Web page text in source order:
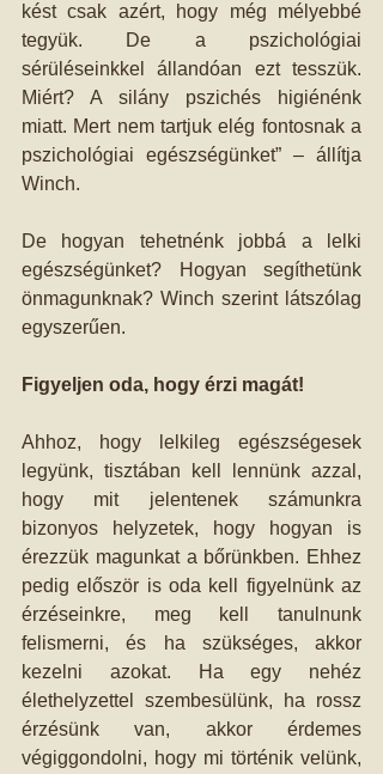
kést csak azért, hogy még mélyebbé
tegyük. De a pszichológiai
sérüléseinkkel állandóan ezt tesszük.
Miért? A silány pszichés higiénénk
miatt. Mert nem tartjuk elég fontosnak a
pszichológiai egészségünket” – állítja
Winch.
De hogyan tehetnénk jobbá a lelki
egészségünket? Hogyan segíthetünk
önmagunknak? Winch szerint látszólag
egyszerűen.
Figyeljen oda, hogy érzi magát!
Ahhoz, hogy lelkileg egészségesek
legyünk, tisztában kell lennünk azzal,
hogy mit jelentenek számunkra
bizonyos helyzetek, hogy hogyan is
érezzük magunkat a bőrünkben. Ehhez
pedig először is oda kell figyelnünk az
érzéseinkre, meg kell tanulnunk
felismerni, és ha szükséges, akkor
kezelni azokat. Ha egy nehéz
élethelyzettel szembesülünk, ha rossz
érzésünk van, akkor érdemes
végiggondolni, hogy mi történik velünk,